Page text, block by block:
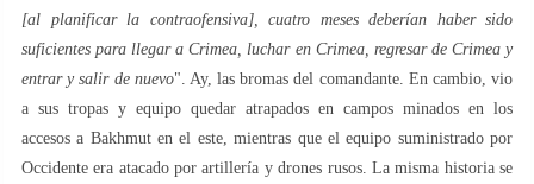
[al planificar la contraofensiva], cuatro meses deberían haber sido
suficientes para llegar a Crimea, luchar en Crimea, regresar de Crimea y
entrar y salir de nuevo". Ay, las bromas del comandante. En cambio, vio
a sus tropas y equipo quedar atrapados en campos minados en los
accesos a Bakhmut en el este, mientras que el equipo suministrado por
Occidente era atacado por artillería y drones rusos. La misma historia se